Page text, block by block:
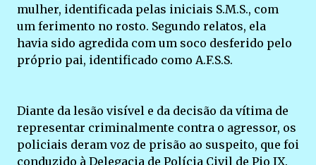
mulher, identificada pelas iniciais S.M.S., com
um ferimento no rosto. Segundo relatos, ela
havia sido agredida com um soco desferido pelo
próprio pai, identificado como A.F.S.S.
Diante da lesão visível e da decisão da vítima de
representar criminalmente contra o agressor, os
policiais deram voz de prisão ao suspeito, que foi
conduzido à Delegacia de Polícia Civil de Pio IX.